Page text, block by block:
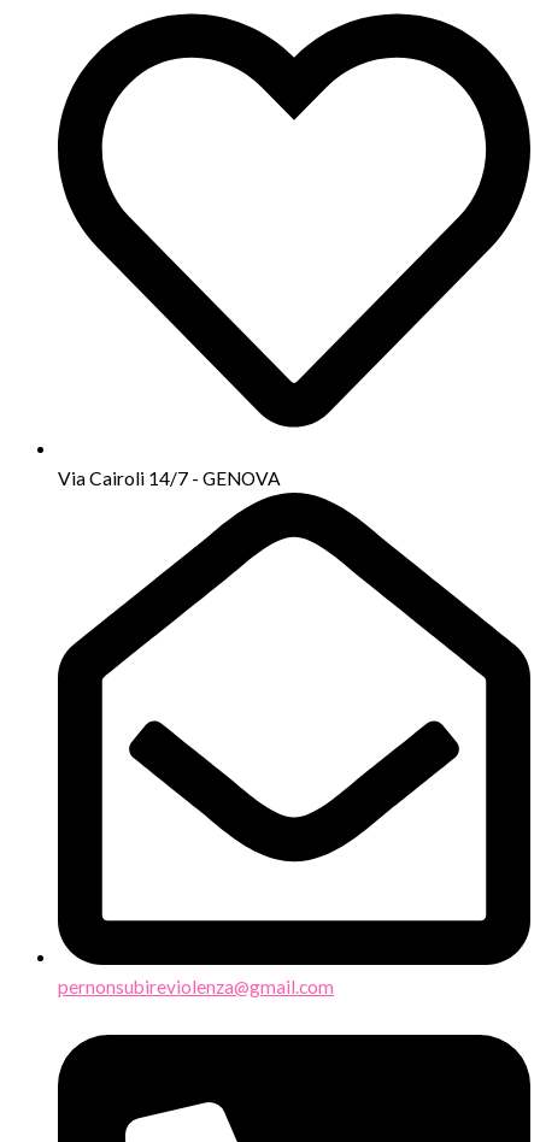
Via Cairoli 14/7 - GENOVA
pernonsubireviolenza@gmail.com